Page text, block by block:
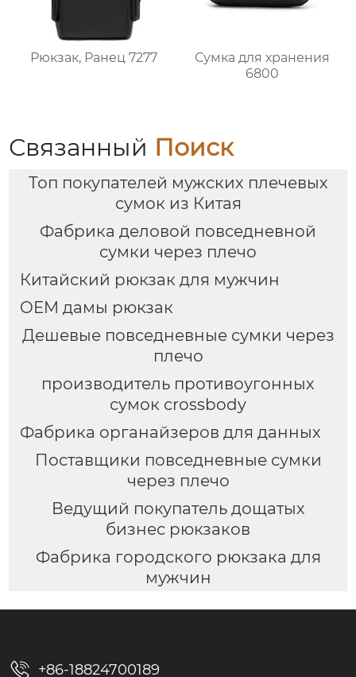
Рюкзак, Ранец 7277
Сумка для хранения
6800
Связанный Поиск
Топ покупателей мужских плечевых
сумок из Китая
Фабрика деловой повседневной
сумки через плечо
Китайский рюкзак для мужчин
OEM дамы рюкзак
Дешевые повседневные сумки через
плечо
производитель противоугонных
сумок crossbody
Фабрика органайзеров для данных
Поставщики повседневные сумки
через плечо
Ведущий покупатель дощатых
бизнес рюкзаков
Фабрика городского рюкзака для
мужчин
 +86-18824700189